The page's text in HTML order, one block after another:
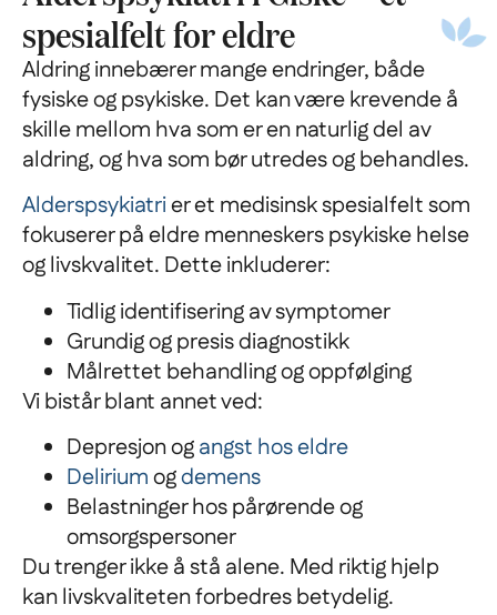
spesialfelt for eldre
Aldring innebærer mange endringer, både
fysiske og psykiske. Det kan være krevende å
skille mellom hva som er en naturlig del av
aldring, og hva som bør utredes og behandles.
Alderspsykiatrier et medisinsk spesialfelt som
fokuserer på eldre menneskers psykiske helse
og livskvalitet. Dette inkluderer:
Tidlig identifisering av symptomer
Grundig og presis diagnostikk
Målrettet behandling og oppfølging
Vi bistår blant annet ved:
Depresjon ogangst hos eldre
Deliriumogdemens
Belastninger hos pårørende og
omsorgspersoner
Du trenger ikke å stå alene. Med riktig hjelp
kan livskvaliteten forbedres betydelig.